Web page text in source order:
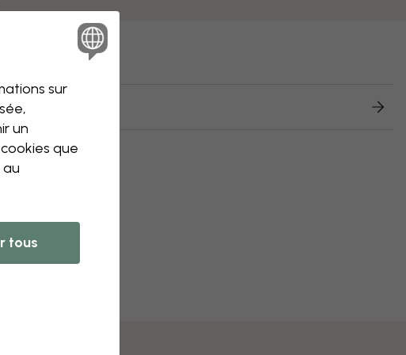
et retours
sur
un
que
tous